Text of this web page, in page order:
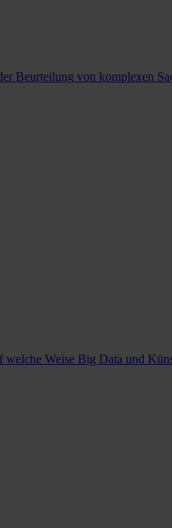
Beurteilung von komplexen
Weise Big Data und